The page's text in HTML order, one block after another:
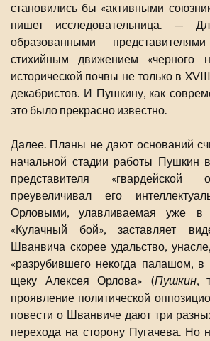
становились бы «активными
пишет исследовательница. —
образованными
стихийным движением «черного
исторической почвы не только в
декабристов. И Пушкину, как
это было прекрасно известно.
Далее. Планы не дают оснований
начальной стадии работы Пушкин
представителя «гвардейской
преувеличивал его
Орловыми, улавливаемая уже в
«Кулачный бой», заставляет
Шванвича скорее удальство,
«разрубившего некогда палашом, в
щеку Алексея Орлова» (Пушкин,
проявление политической
повести о Шванвиче дают три
перехода на сторону Пугачева. Но